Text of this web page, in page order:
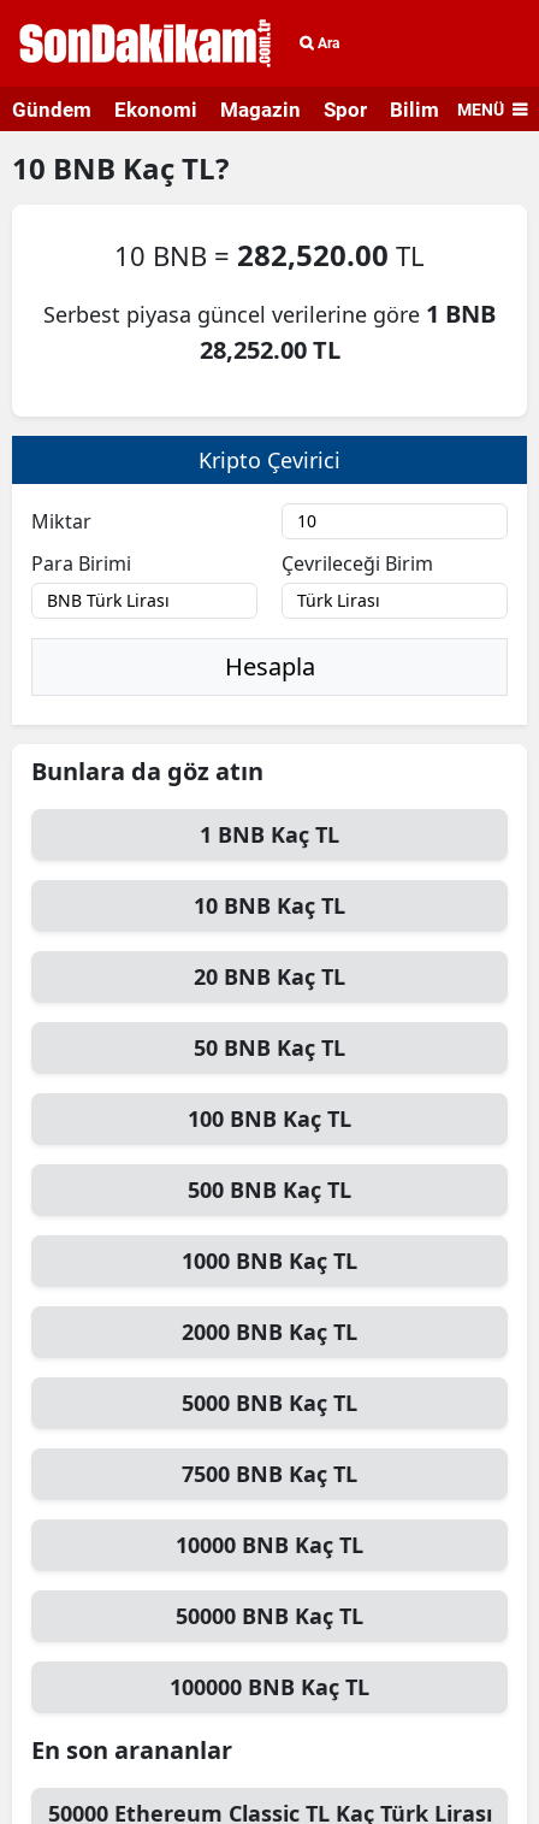
Ara
Gündem Ekonomi Magazin Spor Bilim veMENÜ
10 BNB Kaç TL?
10 BNB = 282,520.00 TL
Serbest piyasa güncel verilerine göre 1 BNB
28,252.00 TL
Kripto Çevirici
Miktar
Para Birimi
Çevrileceği Birim
Hesapla
Bunlara da göz atın
1 BNB Kaç TL
10 BNB Kaç TL
20 BNB Kaç TL
50 BNB Kaç TL
100 BNB Kaç TL
500 BNB Kaç TL
1000 BNB Kaç TL
2000 BNB Kaç TL
5000 BNB Kaç TL
7500 BNB Kaç TL
10000 BNB Kaç TL
50000 BNB Kaç TL
100000 BNB Kaç TL
En son arananlar
50000 Ethereum Classic TLKaç Türk Lirası